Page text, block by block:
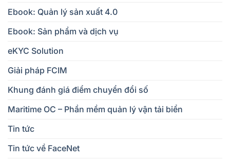
Ebook: Quản lý sản xuất 4.0
Ebook: Sản phẩm và dịch vụ
eKYC Solution
Giải pháp FCIM
Khung đánh giá điểm chuyển đổi số
Maritime OC – Phần mềm quản lý vận tải biển
Tin tức
Tin tức về FaceNet